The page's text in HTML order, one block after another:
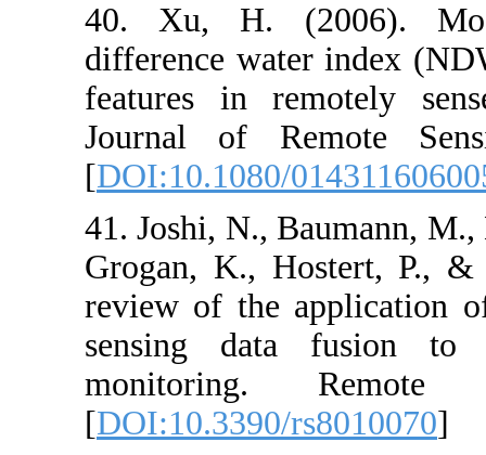
40. Xu, H.
difference
features in
Journal of
[DOI:10.1080/
41. Joshi, N.,
Grogan, K.,
review of the
sensing
[DOI:10.3390/